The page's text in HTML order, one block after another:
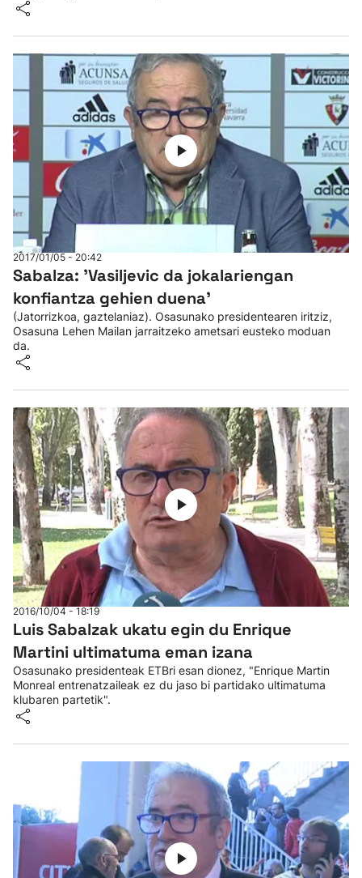
2017/01/05 - 20:42
Sabalza: 'Vasiljevic da jokalariengan
konfiantza gehien duena'
(Jatorrizkoa, gaztelaniaz). Osasunako presidentearen iritziz,
Osasuna Lehen Mailan jarraitzeko ametsari eusteko moduan
da.
2016/10/04 - 18:19
Luis Sabalzak ukatu egin du Enrique
Martini ultimatuma eman izana
Osasunako presidenteak ETBri esan dionez, "Enrique Martin
Monreal entrenatzaileak ez du jaso bi partidako ultimatuma
klubaren partetik".